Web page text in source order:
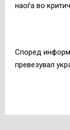
наоѓа во
Според
превезувал